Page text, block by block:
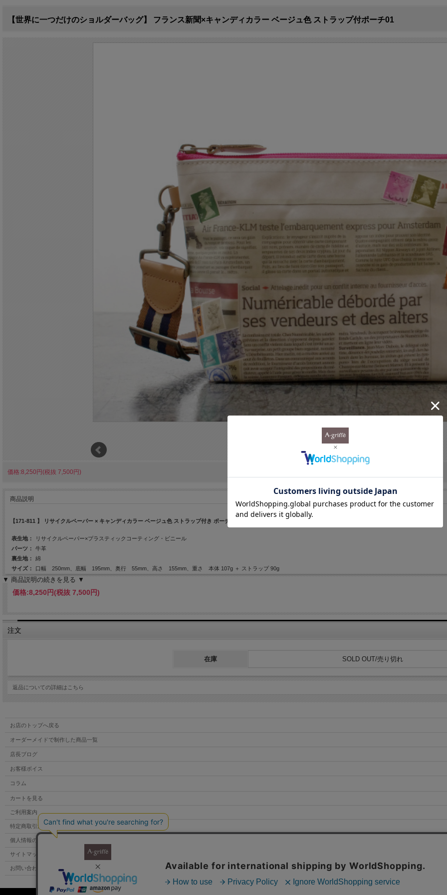
【世界に一つだけのショルダーバッグ】 フランス新聞×キャンディカラー ベージュ色 ストラップ付ポーチ01
価格:8,250円(税抜 7,500円)
商品説明
【171-811 】 リサイクルペーパー × キャンディカラー ベージュ色 ストラップ付き ポーチ 01
表生地：
リサイクルペーパー×プラスティックコーティング・ビニール
パーツ：
牛革
裏生地：
綿
サイズ：
口幅 250mm、底幅 195mm、奥行 55mm、高さ 155mm、重さ 本体 107g ＋ ストラップ 90g
日本製
🇫🇷 フランス新聞紙とキャンディカラーのコンビネーション
ストラップ付きポーチです
▼ 商品説明の続きを見る ▼
価格:8,250円(税抜 7,500円)
注文
在庫 SOLD OUT/売り切れ
返品についての詳細はこちら
お店のトップへ戻る
オーダーメイドで制作した商品一覧
店長ブログ
お客様ボイス
コラム
カートを見る
ご利用案内
特定商取引法表示
個人情報の取扱い
サイトマップ
お問い合わせ